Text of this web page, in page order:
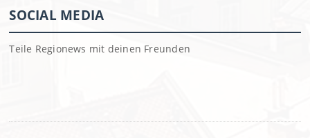
SOCIAL MEDIA
Teile Regionews mit deinen Freunden